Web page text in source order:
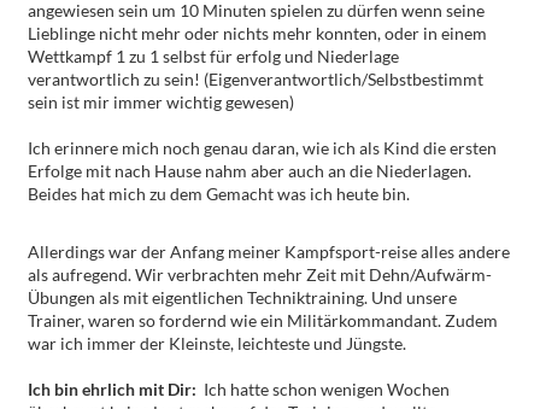
angewiesen sein um 10 Minuten spielen zu dürfen wenn seine
Lieblinge nicht mehr oder nichts mehr konnten, oder in einem
Wettkampf 1 zu 1 selbst für erfolg und Niederlage
verantwortlich zu sein! (Eigenverantwortlich/Selbstbestimmt
sein ist mir immer wichtig gewesen)
Ich erinnere mich noch genau daran, wie ich als Kind die ersten
Erfolge mit nach Hause nahm aber auch an die Niederlagen.
Beides hat mich zu dem Gemacht was ich heute bin.
Allerdings war der Anfang meiner Kampfsport-reise alles andere
als aufregend. Wir verbrachten mehr Zeit mit Dehn/Aufwärm-
Übungen als mit eigentlichen Techniktraining. Und unsere
Trainer, waren so fordernd wie ein Militärkommandant. Zudem
war ich immer der Kleinste, leichteste und Jüngste.
Ich bin ehrlich mit Dir: Ich hatte schon wenigen Wochen